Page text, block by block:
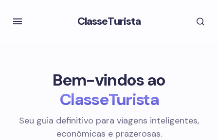
ClasseTurista
Bem-vindos ao
ClasseTurista
Seu guia definitivo para viagens inteligentes,
econômicas e prazerosas.